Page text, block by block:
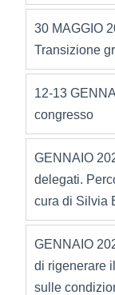
30 MAGGIO
Transizione
12-13
congresso
GENNAIO
delegati.
cura di Silvia
GENNAIO
di rigenerare
sulle